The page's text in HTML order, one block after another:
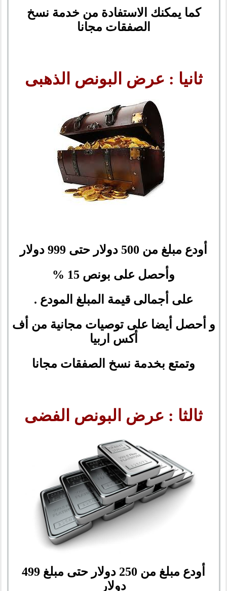
كما يمكنك الاستفادة من خدمة نسخ
الصفقات مجانا
ثانيا : عرض البونص الذهبى
أودع مبلغ من 500 دولار حتى 999 دولار
وأحصل على بونص 15 %
على أجمالى قيمة المبلغ المودع .
و أحصل أيضا على توصيات مجانية من أف
أكس اربيا
وتمتع بخدمة نسخ الصفقات مجانا
ثالثا : عرض البونص الفضى
أودع مبلغ من 250 دولار حتى مبلغ 499
دولار